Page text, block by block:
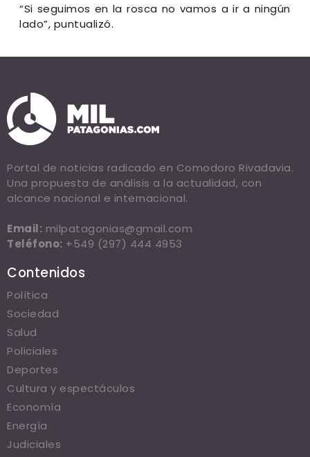
“Si seguimos en la rosca no vamos a ir a ningún
lado”, puntualizó.
Portal de noticias radicado en Comodoro Rivadavia.
Una propuesta de análisis a la actualidad, con
alcance nacional e internacional.
Email: milpatagonias@gmail.com
Teléfono: +549 (297) 444 4953
Contenidos
Política
Sociedad
Salud
Policiales
Deportes
Cultura y espectáculos
Economía
Energía
Judiciales